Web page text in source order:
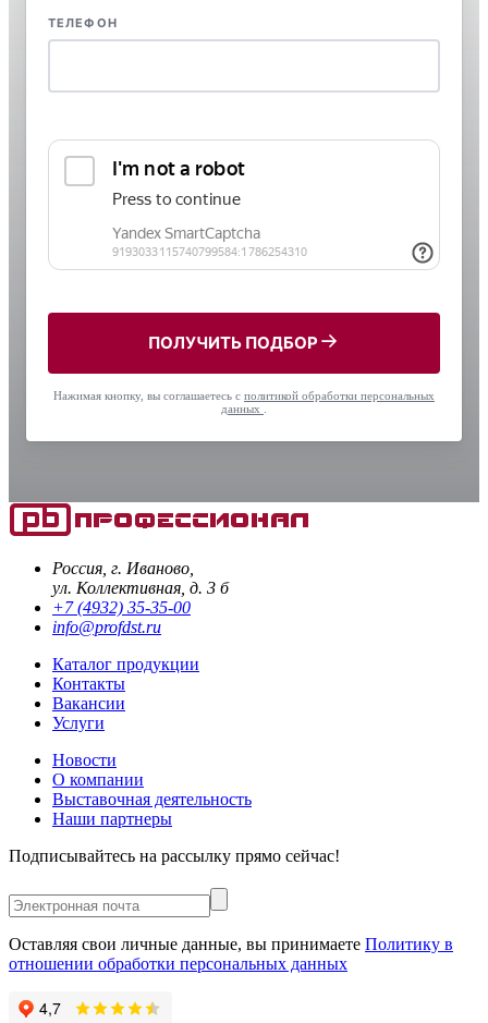
ТЕЛЕФОН
ПОЛУЧИТЬ ПОДБОР
Нажимая кнопку, вы соглашаетесь с политикой обработки персональных
данных
Россия, г. Иваново,
ул. Коллективная, д. 3 б
+7 (4932) 35-35-00
info@profdst.ru
Каталог продукции
Контакты
Вакансии
Услуги
Новости
О компании
Выставочная деятельность
Наши партнеры
Подписывайтесь на рассылку прямо сейчас!
Оставляя свои личные данные, вы принимаете Политику в
отношении обработки персональных данных